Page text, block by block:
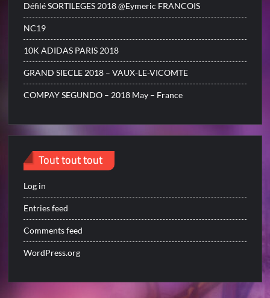
Défilé SORTILEGES 2018 @Eymeric FRANCOIS
NC19
10K ADIDAS PARIS 2018
GRAND SIECLE 2018 – VAUX-LE-VICOMTE
COMPAY SEGUNDO – 2018 May – France
Tout tout tout
Log in
Entries feed
Comments feed
WordPress.org